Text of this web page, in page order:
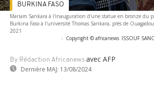
Mariam Sankara à l'inauguration d'une statue en bronze du
Burkina Faso à l'université Thomas Sankara, près de
2021
- Copyright © africanews ISSOUF
By Rédaction Africanews avec AFP
Dernière MAJ: 13/08/2024
BURKINA FASO